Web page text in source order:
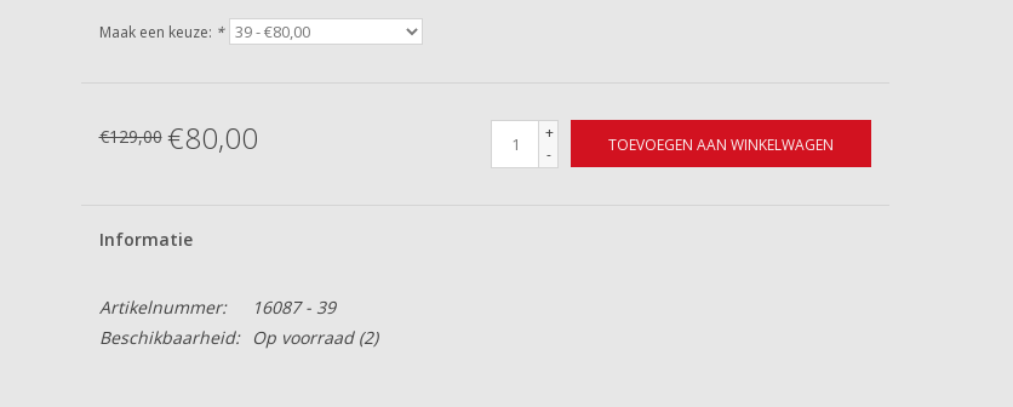
Maak een keuze: *
€129,00 €80,00
+
-
TOEVOEGEN AAN WINKELWAGEN
Informatie
Artikelnummer:
16087 - 39
Beschikbaarheid:
Op voorraad(2)